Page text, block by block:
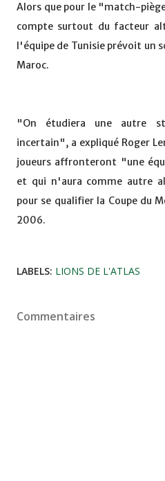
Alors que pour le "match-
compte surtout du facteur
l'équipe de Tunisie prévoit
Maroc.
"On étudiera une autre
incertain", a expliqué Roger
joueurs affronteront "une
et qui n'aura comme autre
pour se qualifier la Coupe du
2006.
LABELS: LIONS DE L'ATLAS
Commentaires